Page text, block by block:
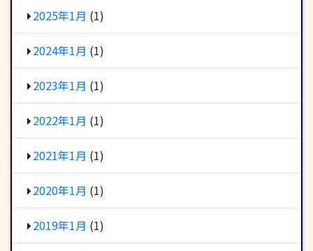
2025年1月 (1)
2024年1月 (1)
2023年1月 (1)
2022年1月 (1)
2021年1月 (1)
2020年1月 (1)
2019年1月 (1)